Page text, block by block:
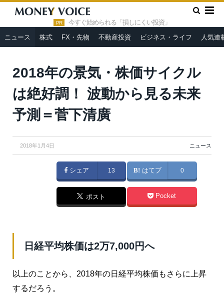
PR 今すぐ始められる「損しにくい投資」
ニュース 株式 FX・先物 不動産投資 ビジネス・ライフ 人気連
HOME » ニュース »
2018年の景気・株価サイクルは絶好調！
波動から見る未来予測＝菅下清廣
2018年の景気・株価サイクル
は絶好調！ 波動から見る未来
予測＝菅下清廣
2018年1月4日 ニュース
シェア 13 はてブ 0
ポスト Pocket
日経平均株価は2万7,000円へ
以上のことから、2018年の日経平均株価もさらに上昇
するだろう。